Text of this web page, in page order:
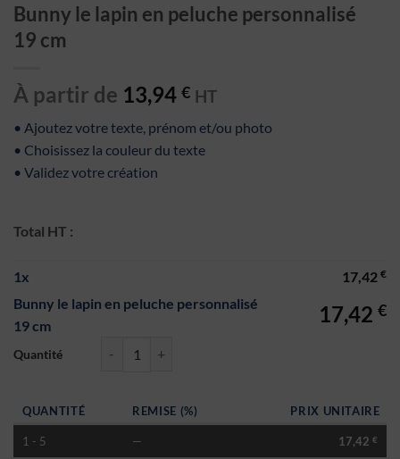
Bunny le lapin en peluche personnalisé
19 cm
À partir de 13,94 € HT
• Ajoutez votre texte, prénom et/ou photo
• Choisissez la couleur du texte
• Validez votre création
Total HT :
1x 17,42 €
Bunny le lapin en peluche personnalisé
19 cm
17,42 €
quantité de Bunny le lapin en peluche personnalisé 19 cm
QUANTITÉ REMISE (%) PRIX UNITAIRE
1 - 5 — 17,42 €